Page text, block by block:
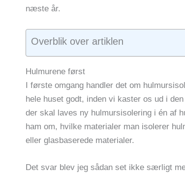
næste år.
Overblik over artiklen
Hulmurene først
I første omgang handler det om
hele huset godt, inden vi kaster os ud i
der skal laves ny hulmursisolering i én af
ham om, hvilke materialer man isolerer
eller glasbaserede materialer.
Det svar blev jeg sådan set ikke særligt